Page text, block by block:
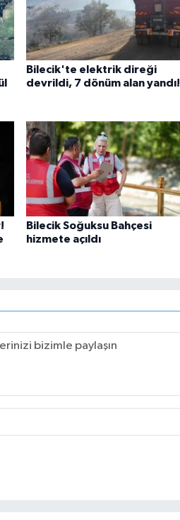
Bilecik'te elektrik direği
devrildi, 7 dönüm alan yandı!
Bilecik Soğuksu Bahçesi
hizmete açıldı